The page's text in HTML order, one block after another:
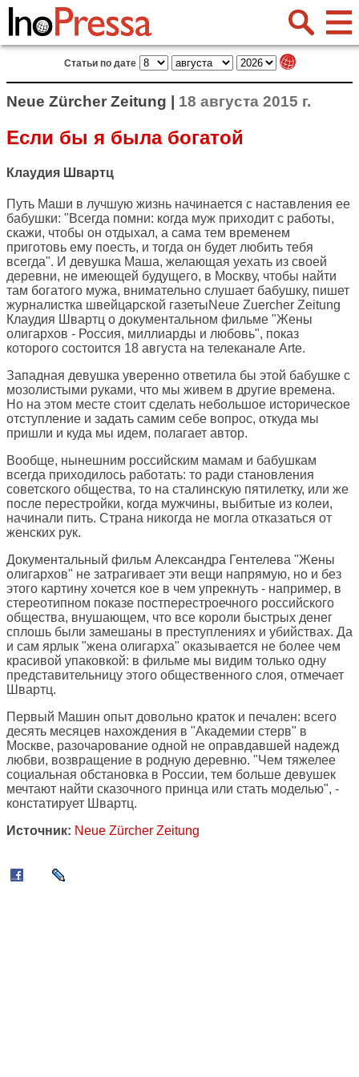
Статьи по дате
Neue Zürcher Zeitung | 18 августа 2015 г.
Если бы я была богатой
Клаудия Швартц
Путь Маши в лучшую жизнь начинается с наставления ее
бабушки: "Всегда помни: когда муж приходит с работы,
скажи, чтобы он отдыхал, а сама тем временем
приготовь ему поесть, и тогда он будет любить тебя
всегда". И девушка Маша, желающая уехать из своей
деревни, не имеющей будущего, в Москву, чтобы найти
там богатого мужа, внимательно слушает бабушку, пишет
журналистка швейцарской газетыNeue Zuercher Zeitung
Клаудия Швартц о документальном фильме "Жены
олигархов - Россия, миллиарды и любовь", показ
которого состоится 18 августа на телеканале Arte.
Западная девушка уверенно ответила бы этой бабушке с
мозолистыми руками, что мы живем в другие времена.
Но на этом месте стоит сделать небольшое историческое
отступление и задать самим себе вопрос, откуда мы
пришли и куда мы идем, полагает автор.
Вообще, нынешним российским мамам и бабушкам
всегда приходилось работать: то ради становления
советского общества, то на сталинскую пятилетку, или же
после перестройки, когда мужчины, выбитые из колеи,
начинали пить. Страна никогда не могла отказаться от
женских рук.
Документальный фильм Александра Гентелева "Жены
олигархов" не затрагивает эти вещи напрямую, но и без
этого картину хочется кое в чем упрекнуть - например, в
стереотипном показе постперестроечного российского
общества, внушающем, что все короли быстрых денег
сплошь были замешаны в преступлениях и убийствах. Да
и сам ярлык "жена олигарха" оказывается не более чем
красивой упаковкой: в фильме мы видим только одну
представительницу этого общественного слоя, отмечает
Швартц.
Первый Машин опыт довольно краток и печален: всего
десять месяцев нахождения в "Академии стерв" в
Москве, разочарование одной не оправдавшей надежд
любви, возвращение в родную деревню. "Чем тяжелее
социальная обстановка в России, тем больше девушек
мечтают найти сказочного принца или стать моделью", -
констатирует Швартц.
Источник: Neue Zürcher Zeitung